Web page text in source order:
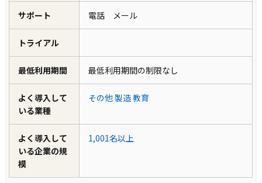
サポート 電話 メール
トライアル
最低利用期間 最低利用期間の制限なし
よく導入して
いる業種
その他製造教育
よく導入して
いる企業の規
模
1,001名以上